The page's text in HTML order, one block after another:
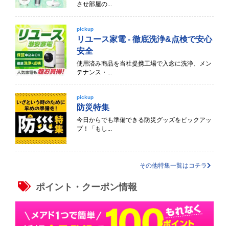
させ部屋の...
pickup
リユース家電 - 徹底洗浄&点検で安心
安全
使用済み商品を当社提携工場で入念に洗浄、メン
テナンス・...
pickup
防災特集
今日からでも準備できる防災グッズをピックアッ
プ！「もし...
その他特集一覧はコチラ
ポイント・クーポン情報